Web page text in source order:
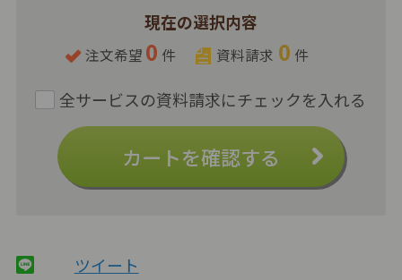
現在の選択内容
注文希望 0 件 資料請求 0 件
カートを確認する
ツイート